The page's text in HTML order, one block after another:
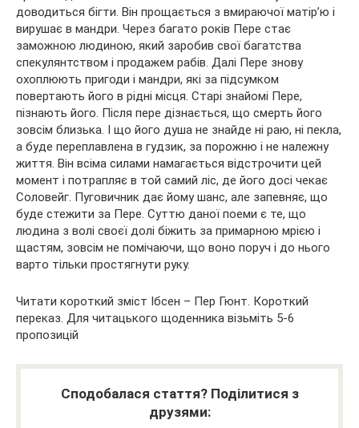
доводиться бігти. Він прощається з вмираючої матір’ю і
вирушає в мандри. Через багато років Пере стає
заможною людиною, який заробив свої багатства
спекулянтством і продажем рабів. Далі Пере знову
охоплюють пригоди і мандри, які за підсумком
повертають його в рідні місця. Старі знайомі Пере,
пізнають його. Після пере дізнається, що смерть його
зовсім близька. І що його душа не знайде ні раю, ні пекла,
а буде переплавлена в гудзик, за порожню і не належну
життя. Він всіма силами намагається відстрочити цей
момент і потрапляє в той самий ліс, де його досі чекає
Соловейг. Пуговичник дає йому шанс, але запевняє, що
буде стежити за Пере. Суттю даної поеми є те, що
людина з волі своєї долі біжить за примарною мрією і
щастям, зовсім не помічаючи, що воно поруч і до нього
варто тільки простягнути руку.
Читати короткий зміст Ібсен – Пер Гюнт. Короткий
переказ. Для читацького щоденника візьміть 5-6
пропозицій
Сподобалася стаття? Поділитися з
друзями: